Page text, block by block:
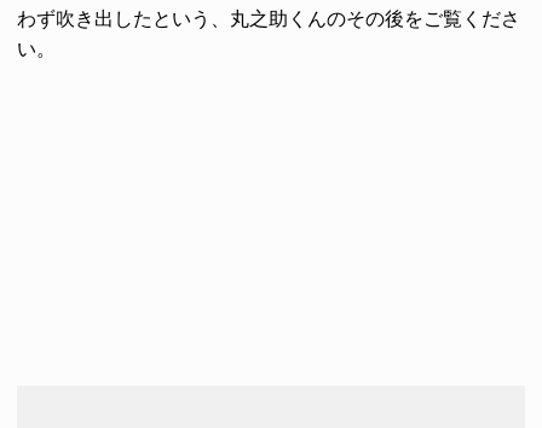
わず吹き出したという、丸之助くんのその後をご覧くださ
い。